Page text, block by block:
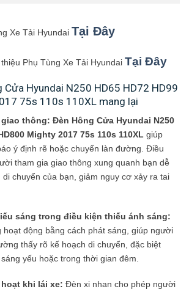
Xe Tải Hyundai Tại Đây
Phụ Tùng Xe Tải Hyundai Tại Đây
Cửa Hyundai N250 HD65 HD72 HD99
75s 110s 110XL mang lại
thông: Đèn Hông Cửa Hyundai N250
Mighty 2017 75s 110s 110XL giúp
ý định rẽ hoặc chuyển làn đường. Điều
tham gia giao thông xung quanh bạn dễ
chuyển của bạn, giảm nguy cơ xảy ra tai
sáng trong điều kiện thiếu ánh sáng:
động bằng cách phát sáng, giúp người
thấy rõ kế hoạch di chuyển, đặc biệt
yếu hoặc trong thời gian đêm.
khi lái xe: Đèn xi nhan cho phép người